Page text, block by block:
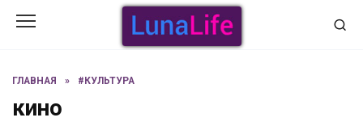
ГЛАВНАЯ » #КУЛЬТУРА
кино